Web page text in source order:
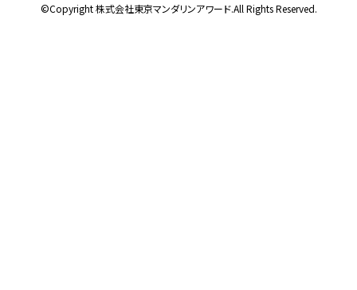
©Copyright 株式会社東京マンダリンアワード.All Rights Reserved.